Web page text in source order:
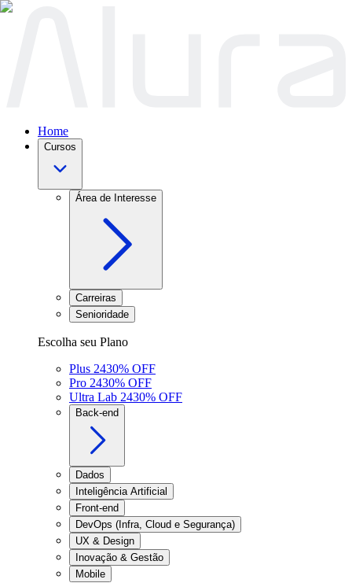
Home
Cursos
Área de Interesse
Carreiras
Senioridade
Escolha seu Plano
Plus 2430% OFF
Pro 2430% OFF
Ultra Lab 2430% OFF
Back-end
Dados
Inteligência Artificial
Front-end
DevOps (Infra, Cloud e Segurança)
UX & Design
Inovação & Gestão
Mobile